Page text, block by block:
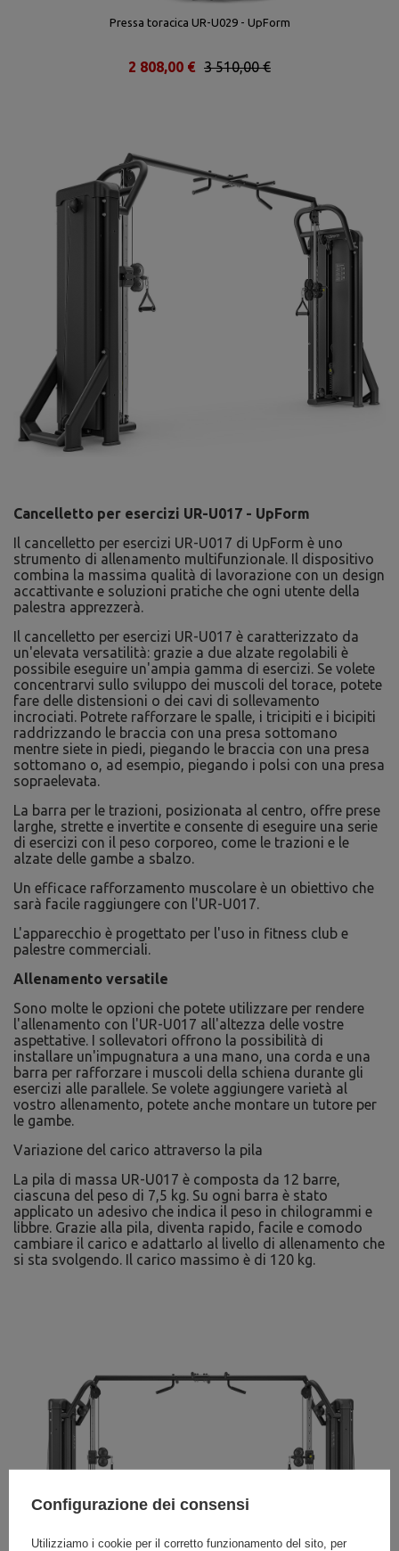
Pressa toracica UR-U029 - UpForm
3 510,00 €
2 808,00 €
Cancelletto per esercizi UR-U017 - UpForm
Il cancelletto per esercizi UR-U017 di UpForm è uno
strumento di allenamento multifunzionale. Il dispositivo
combina la massima qualità di lavorazione con un design
accattivante e soluzioni pratiche che ogni utente della
palestra apprezzerà.
Il cancelletto per esercizi UR-U017 è caratterizzato da
un'elevata versatilità: grazie a due alzate regolabili è
possibile eseguire un'ampia gamma di esercizi. Se volete
concentrarvi sullo sviluppo dei muscoli del torace, potete
fare delle distensioni o dei cavi di sollevamento
incrociati. Potrete rafforzare le spalle, i tricipiti e i bicipiti
raddrizzando le braccia con una presa sottomano
mentre siete in piedi, piegando le braccia con una presa
sottomano o, ad esempio, piegando i polsi con una presa
sopraelevata.
La barra per le trazioni, posizionata al centro, offre prese
larghe, strette e invertite e consente di eseguire una serie
di esercizi con il peso corporeo, come le trazioni e le
alzate delle gambe a sbalzo.
Un efficace rafforzamento muscolare è un obiettivo che
sarà facile raggiungere con l'UR-U017.
L'apparecchio è progettato per l'uso in fitness club e
palestre commerciali.
Allenamento versatile
Sono molte le opzioni che potete utilizzare per rendere
l'allenamento con l'UR-U017 all'altezza delle vostre
aspettative. I sollevatori offrono la possibilità di
installare un'impugnatura a una mano, una corda e una
barra per rafforzare i muscoli della schiena durante gli
esercizi alle parallele. Se volete aggiungere varietà al
vostro allenamento, potete anche montare un tutore per
le gambe.
Variazione del carico attraverso la pila
La pila di massa UR-U017 è composta da 12 barre,
ciascuna del peso di 7,5 kg. Su ogni barra è stato
applicato un adesivo che indica il peso in chilogrammi e
libbre. Grazie alla pila, diventa rapido, facile e comodo
cambiare il carico e adattarlo al livello di allenamento che
si sta svolgendo. Il carico massimo è di 120 kg.
Configurazione dei consensi
Utilizziamo i cookie per il corretto funzionamento del sito, per